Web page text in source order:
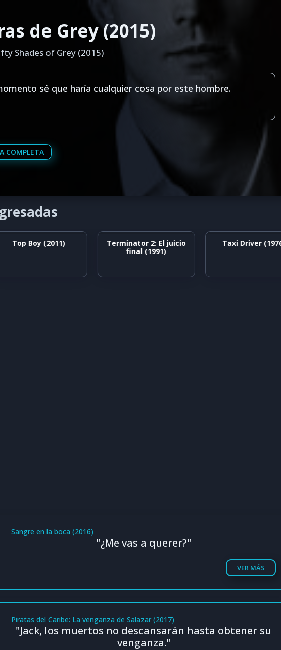
de Grey (2015)
Shades of Grey (2015)
sé que haría cualquier cosa por este hombre.
COMPLETA
Top Boy (2011)
Terminator 2: El juicio
final (1991)
Taxi Driver (1976)
Sangre en la boca (2016)
"¿Me vas a querer?"
VER MÁS
Piratas del Caribe: La venganza de Salazar (2017)
"Jack, los muertos no descansarán hasta obtener su
venganza."